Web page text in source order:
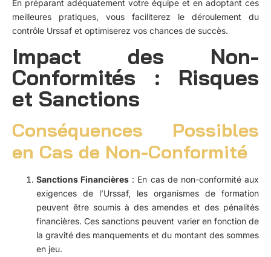
En préparant adéquatement votre équipe et en adoptant ces
meilleures pratiques, vous faciliterez le déroulement du
contrôle Urssaf et optimiserez vos chances de succès.
Impact des Non-
Conformités : Risques
et Sanctions
Conséquences Possibles
en Cas de Non-Conformité
Sanctions Financières : En cas de non-conformité aux
exigences de l’Urssaf, les organismes de formation
peuvent être soumis à des amendes et des pénalités
financières. Ces sanctions peuvent varier en fonction de
la gravité des manquements et du montant des sommes
en jeu.